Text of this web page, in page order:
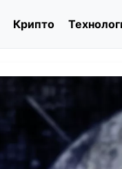
Крипто